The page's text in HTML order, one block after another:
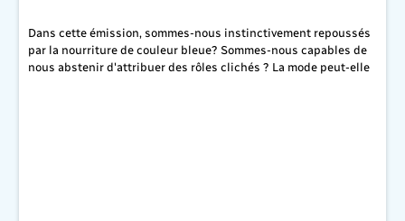
Dans cette émission, sommes-nous instinctivement repoussés
par la nourriture de couleur bleue? Sommes-nous capables de
nous abstenir d'attribuer des rôles clichés ? La mode peut-elle